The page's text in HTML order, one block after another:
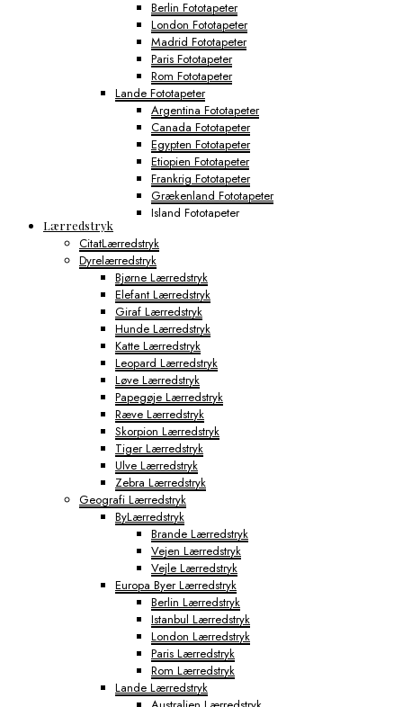
Berlin Fototapeter
London Fototapeter
Madrid Fototapeter
Paris Fototapeter
Rom Fototapeter
Lande Fototapeter
Argentina Fototapeter
Canada Fototapeter
Egypten Fototapeter
Etiopien Fototapeter
Frankrig Fototapeter
Grækenland Fototapeter
Island Fototapeter
Japan Fototapeter
Kenya Fototapeter
Tyskland Fototapeter
Verdens Byfototapeter
Boston Fototapeter
Chicago Fototapeter
Los Angeles Fototapeter
Miami Fototapeter
New York City Fototapeter
Philadelphia Fototapeter
San Francisco Fototapeter
Shanghai Fototapeter
Sydney Fototapeter
Tokyo Fototapeter
Verdenskort Fototapeter
Lærredstryk
CitatLærredstryk
Dyrelærredstryk
Bjørne Lærredstryk
Elefant Lærredstryk
Giraf Lærredstryk
Hunde Lærredstryk
Katte Lærredstryk
Leopard Lærredstryk
Løve Lærredstryk
Papegøje Lærredstryk
Ræve Lærredstryk
Skorpion Lærredstryk
Tiger Lærredstryk
Ulve Lærredstryk
Zebra Lærredstryk
Geografi Lærredstryk
ByLærredstryk
Brande Lærredstryk
Vejen Lærredstryk
Vejle Lærredstryk
Europa Byer Lærredstryk
Berlin Lærredstryk
Istanbul Lærredstryk
London Lærredstryk
Paris Lærredstryk
Rom Lærredstryk
Lande Lærredstryk